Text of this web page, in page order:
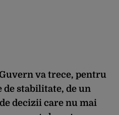
va trece, pentru
de stabilitate, de un
decizii care nu mai